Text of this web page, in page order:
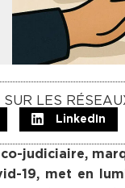
LES
LinkedIn
judiciaire,
19, met en